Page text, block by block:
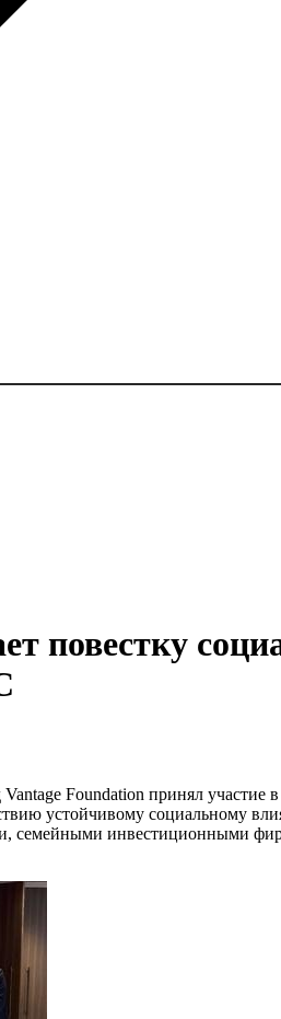
повестку
Foundation принял участие
устойчивому социальному
семейными инвестиционными